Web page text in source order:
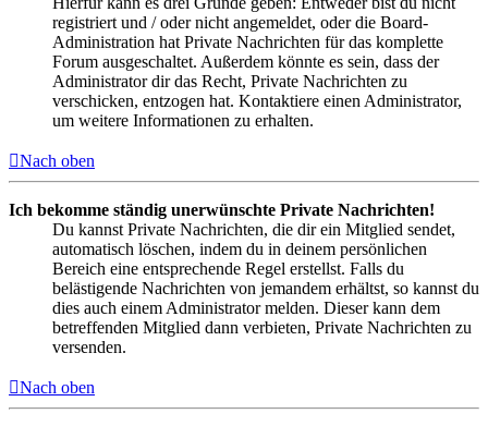
registriert und / oder nicht angemeldet, oder die Board-
Administration hat Private Nachrichten für das komplette
Forum ausgeschaltet. Außerdem könnte es sein, dass der
Administrator dir das Recht, Private Nachrichten zu
verschicken, entzogen hat. Kontaktiere einen Administrator,
um weitere Informationen zu erhalten.
Nach oben
Ich bekomme ständig unerwünschte Private Nachrichten!
Du kannst Private Nachrichten, die dir ein Mitglied sendet,
automatisch löschen, indem du in deinem persönlichen
Bereich eine entsprechende Regel erstellst. Falls du
belästigende Nachrichten von jemandem erhältst, so kannst du
dies auch einem Administrator melden. Dieser kann dem
betreffenden Mitglied dann verbieten, Private Nachrichten zu
versenden.
Nach oben